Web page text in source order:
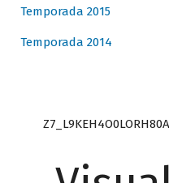
Temporada 2015
Temporada 2014